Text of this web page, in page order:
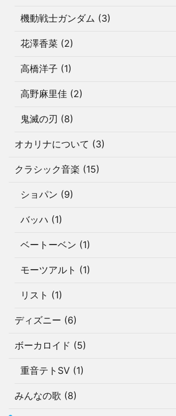
機動戦士ガンダム (3)
花澤香菜 (2)
高橋洋子 (1)
高野麻里佳 (2)
鬼滅の刃 (8)
オカリナについて (3)
クラシック音楽 (15)
ショパン (9)
バッハ (1)
ベートーベン (1)
モーツアルト (1)
リスト (1)
ディズニー (6)
ボーカロイド (5)
重音テトSV (1)
みんなの歌 (8)